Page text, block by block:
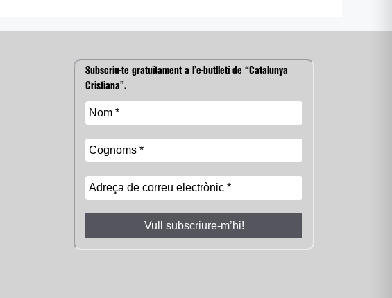
Subscriu-te gratuïtament a l’e-butlletí de “Catalunya
Cristiana”.